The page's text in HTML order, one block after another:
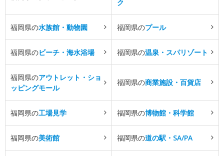
ク
福岡県の水族館・動物園 福岡県のプール
福岡県のビーチ・海水浴場 福岡県の温泉・スパリゾート
福岡県のアウトレット・ショ
ッピングモール
福岡県の商業施設・百貨店
福岡県の工場見学 福岡県の博物館・科学館
福岡県の美術館 福岡県の道の駅・SA/PA